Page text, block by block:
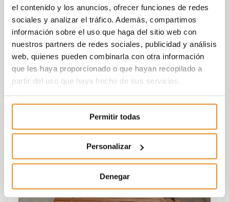
el contenido y los anuncios, ofrecer funciones de redes
sociales y analizar el tráfico. Además, compartimos
información sobre el uso que haga del sitio web con
nuestros partners de redes sociales, publicidad y análisis
web, quienes pueden combinarla con otra información
que les haya proporcionado o que hayan recopilado a
partir del uso que haya hecho de sus servicios.
Permitir todas
Personalizar
Denegar